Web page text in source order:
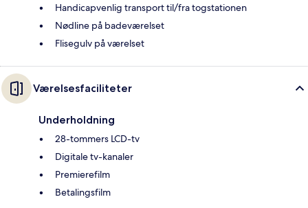
Handicapvenlig transport til/fra togstationen
Nødline på badeværelset
Flisegulv på værelset
Værelsesfaciliteter
Underholdning
28-tommers LCD-tv
Digitale tv-kanaler
Premierefilm
Betalingsfilm